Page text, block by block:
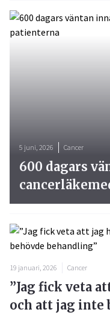
5 juni, 2026 Cancer
600 dagars
19 januari, 2026 Cancer
”Jag fick veta
och att jag inte